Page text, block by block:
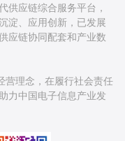
供应链综合服务平台，
淀、应用创新，已发展
应链协同配套和产业数
营理念，在履行社会责任
力中国电子信息产业发